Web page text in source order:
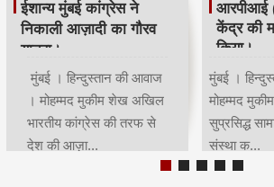
ने कला
समर्थन
की आवाज ।
मुंबई की
और कलात्मक
रमजान पर दिया एकता-
भाईचारे का संदेश:कांग्रेस ने
आयोजित किया रोजा इफ्तार
मुंबई | हिन्दुस्तान की आवाज |
मोहम्मद मुकीम शेखमुंबई कांग्रेस
अध्यक्ष भाई जगताप व कार्याध्यक्ष